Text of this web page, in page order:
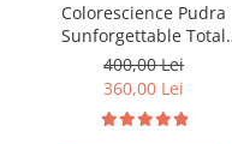
Colorescience Pudra
Sunforgettable Total
Protection Brush-On
SPF50 6g
400,00 Lei
360,00 Lei